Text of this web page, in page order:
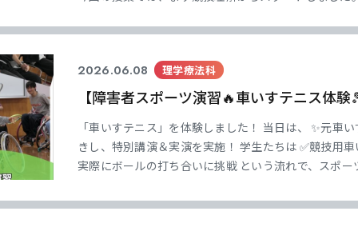
め方やルール、勝敗の決まり方 などを学び、競技の
2026.06.08 理学療法科
【障害者スポーツ演習🔥車いすテニス体験
「車いすテニス」を体験しました！ 当日は、 ✨元車
きし、特別講演＆実演を実施！ 学生たちは ✅競技用
実際にボールの打ち合いに挑戦 という流れで、スポ
現場でしか学べない「リアルなリハビリ